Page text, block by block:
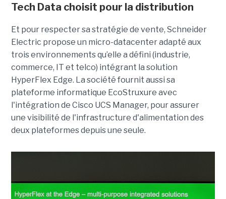
Tech Data choisit pour la distribution
Et pour respecter sa stratégie de vente, Schneider
Electric propose un micro-datacenter adapté aux
trois environnements qu’elle a défini (industrie,
commerce, IT et telco) intégrant la solution
HyperFlex Edge. La société fournit aussi sa
plateforme informatique EcoStruxure avec
l'intégration de Cisco UCS Manager, pour assurer
une visibilité de l'infrastructure d'alimentation des
deux plateformes depuis une seule.